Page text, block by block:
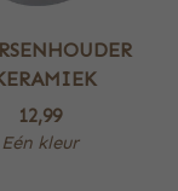
12,99
Eén kleur